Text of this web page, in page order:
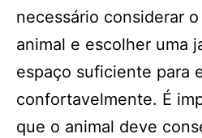
necessário considerar
animal e escolher uma
espaço suficiente para
confortavelmente. É
que o animal deve